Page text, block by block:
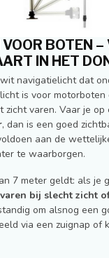
BOTEN
IN HET
navigatielicht dat
is voor
zicht varen. Vaar je op
, dan is een goed
aan de
te waarborgen.
7 meter geldt: als je
bij slecht zicht
om alsnog een
via een zuignap of